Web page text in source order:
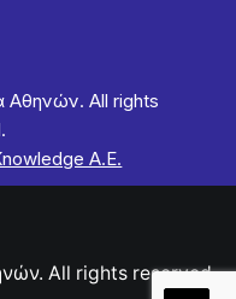
Αθηνών. All rights
Α.Ε.
All rights reserved